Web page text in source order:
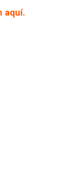
aquí.